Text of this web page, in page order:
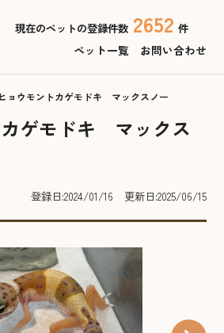
現在のペットの登録件数 2652 件
ペット一覧 お問い合わせ
ヒョウモントカゲモドキ マックスノー
カゲモドキ マックス
登録日:2024/01/16
更新日:2025/06/15